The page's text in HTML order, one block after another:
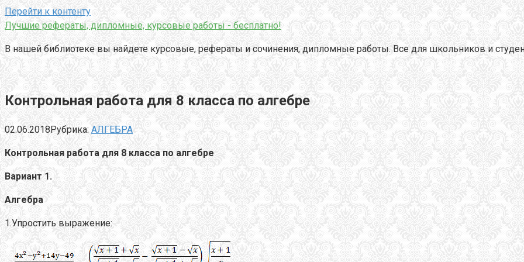
Перейти к контенту
Лучшие рефераты, дипломные, курсовые работы - бесплатно!
В нашей библиотеке вы найдете курсовые, рефераты и сочинения, дипломные работы. Все для школьников и
Контрольная работа для 8 класса по алгебре
02.06.2018Рубрика: АЛГЕБРА
Контрольная работа для 8 класса по алгебре
Вариант 1.
Алгебра
1.Упростить выражение: